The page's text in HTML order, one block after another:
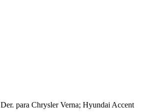
para Chrysler Verna; Hyundai Accent